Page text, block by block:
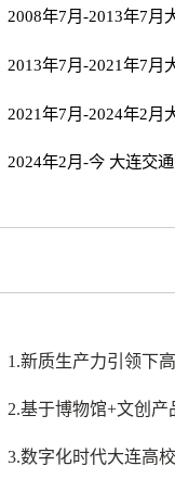
2008年7月-2013年7月
2013年7月-2021年7月
2021年7月-2024年2月
2024年2月-今 大连交
1.新质生产力引领下
2.基于博物馆+文创产
3.数字化时代大连高